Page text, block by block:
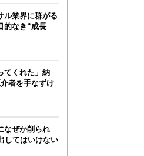
ル業界に群がる
的なき“成長
てくれた」納
者を手なずけ
なぜか削られ
してはいけない